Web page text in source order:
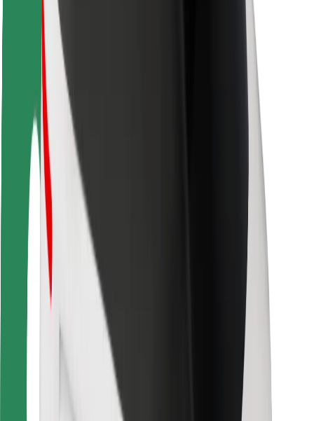
Ασφάλεια
Ασφάλεια επιβάτη
Ασφάλεια οδηγών
Ασφάλεια σκούτερ
Εργαστήριο ασφάλειας
Πόλεις
Τοποθεσίες
Λύσεις για την πόλη
Αεροδρόμια
Bolt Αποβάθρες Φόρτισης
Υποστήριξη
Για επιβάτες
Για τους οδηγούς
Για μεταφορείς
Για ιδιοκτήτες στόλου οχημάτων